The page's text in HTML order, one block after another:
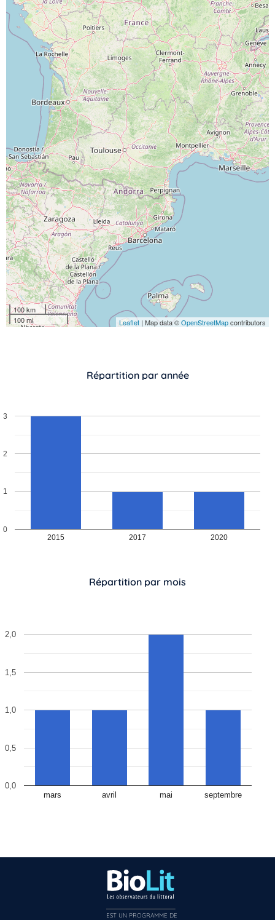
100 km
100 mi
Leaflet | Map data ©OpenStreetMapcontributors
Répartition par année
2015 2017 2020
0
1
2
3
Répartition par mois
mars avril mai septembre
0,0
0,5
1,0
1,5
2,0